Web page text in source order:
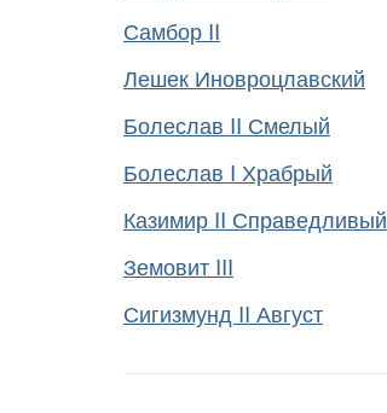
Самбор II
Лешек Иновроцлавский
Болеслав II Смелый
Болеслав I Храбрый
Казимир II Справедливый
Земовит III
Сигизмунд II Август